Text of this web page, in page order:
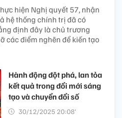
hiện Nghị quyết 57, nhận
hệ thống chính trị đã có
định đây là chủ trương
các điểm nghẽn để kiến tạo
Hành động đột phá, lan tỏa
kết quả trong đổi mới sáng
tạo và chuyển đổi số
30/12/2025 20:08’